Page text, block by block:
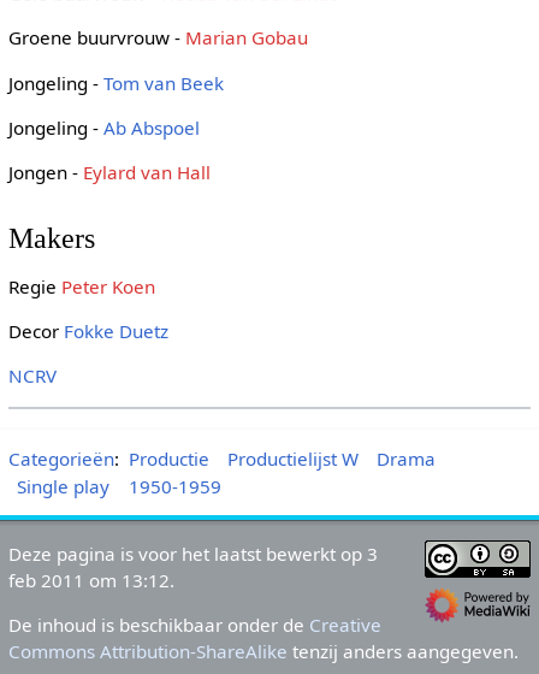
Groene buurvrouw - Marian Gobau
Jongeling - Tom van Beek
Jongeling - Ab Abspoel
Jongen - Eylard van Hall
Makers
Regie Peter Koen
Decor Fokke Duetz
NCRV
Categorieën: Productie Productielijst W
Drama
Single play
1950-1959
Deze pagina is voor het laatst bewerkt op 3
feb 2011 om 13:12.
De inhoud is beschikbaar onder de Creative
Commons Attribution-ShareAlike tenzij anders aangegeven.